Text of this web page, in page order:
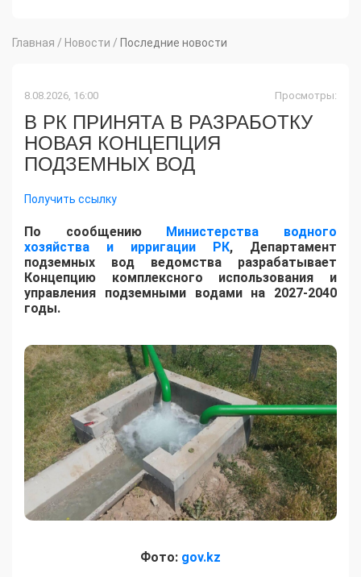
Главная / Новости / Последние новости
8.08.2026, 16:00 Просмотры:
В РК ПРИНЯТА В РАЗРАБОТКУ
НОВАЯ КОНЦЕПЦИЯ
ПОДЗЕМНЫХ ВОД
Получить ссылку
По сообщению Министерства водного
хозяйства и ирригации РК, Департамент
подземных вод ведомства разрабатывает
Концепцию комплексного использования и
управления подземными водами на 2027-2040
годы.
Фото: gov.kz